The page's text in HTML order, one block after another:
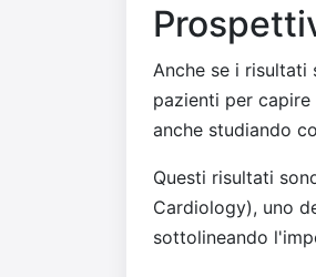
Anche se i
pazienti per
anche studiando
Questi risultati
Cardiology), uno
sottolineando